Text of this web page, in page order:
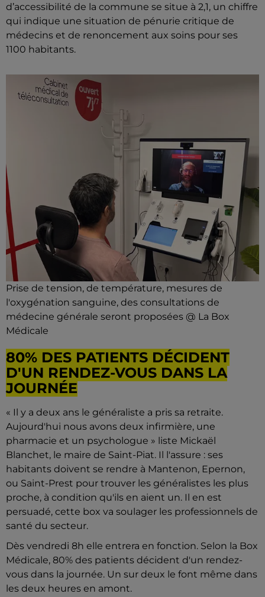
d’accessibilité de la commune se situe à 2,1, un chiffre
qui indique une situation de pénurie critique de
médecins et de renoncement aux soins pour ses
1100 habitants.
Prise de tension, de température, mesures de
l'oxygénation sanguine, des consultations de
médecine générale seront proposées @ La Box
Médicale
80% DES PATIENTS DÉCIDENT
D'UN RENDEZ-VOUS DANS LA
JOURNÉE
« Il y a deux ans le généraliste a pris sa retraite.
Aujourd'hui nous avons deux infirmière, une
pharmacie et un psychologue » liste Mickaël
Blanchet, le maire de Saint-Piat. Il l'assure : ses
habitants doivent se rendre à Mantenon, Epernon,
ou Saint-Prest pour trouver les généralistes les plus
proche, à condition qu'ils en aient un. Il en est
persuadé, cette box va soulager les professionnels de
santé du secteur.
Dès vendredi 8h elle entrera en fonction. Selon la Box
Médicale, 80% des patients décident d'un rendez-
vous dans la journée. Un sur deux le font même dans
les deux heures en amont.